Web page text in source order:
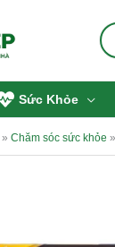
sản
Sức Khỏe
» Chăm sóc sức khỏe »